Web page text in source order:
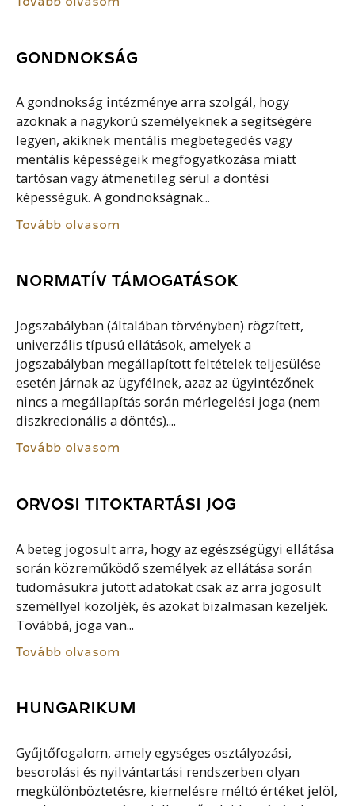
GONDNOKSÁG
A gondnokság intézménye arra szolgál, hogy
azoknak a nagykorú személyeknek a segítségére
legyen, akiknek mentális megbetegedés vagy
mentális képességeik megfogyatkozása miatt
tartósan vagy átmenetileg sérül a döntési
képességük. A gondnokságnak...
Tovább olvasom
NORMATÍV TÁMOGATÁSOK
Jogszabályban (általában törvényben) rögzített,
univerzális típusú ellátások, amelyek a
jogszabályban megállapított feltételek teljesülése
esetén járnak az ügyfélnek, azaz az ügyintézőnek
nincs a megállapítás során mérlegelési joga (nem
diszkrecionális a döntés)....
Tovább olvasom
ORVOSI TITOKTARTÁSI JOG
A beteg jogosult arra, hogy az egészségügyi ellátása
során közreműködő személyek az ellátása során
tudomásukra jutott adatokat csak az arra jogosult
személlyel közöljék, és azokat bizalmasan kezeljék.
Továbbá, joga van...
Tovább olvasom
HUNGARIKUM
Gyűjtőfogalom, amely egységes osztályozási,
besorolási és nyilvántartási rendszerben olyan
megkülönböztetésre, kiemelésre méltó értéket jelöl,